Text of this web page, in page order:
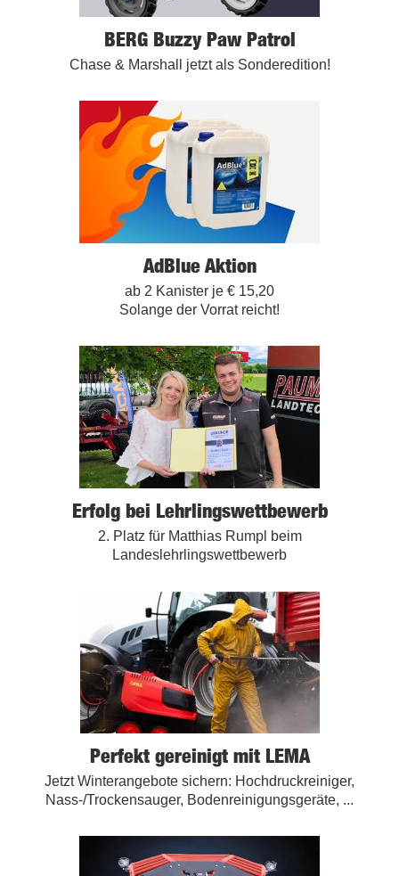
BERG Buzzy Paw Patrol
Chase & Marshall jetzt als Sonderedition!
AdBlue Aktion
ab 2 Kanister je € 15,20
Solange der Vorrat reicht!
Erfolg bei Lehrlingswettbewerb
2. Platz für Matthias Rumpl beim
Landeslehrlingswettbewerb
Perfekt gereinigt mit LEMA
Jetzt Winterangebote sichern: Hochdruckreiniger,
Nass-/Trockensauger, Bodenreinigungsgeräte, ...